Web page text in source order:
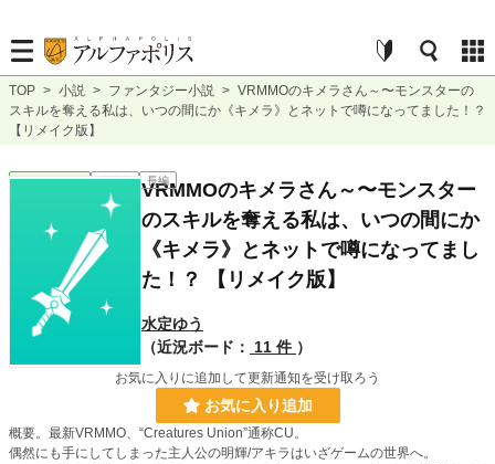
TOP > 小説 > ファンタジー小説 > VRMMOのキメラさん～〜モンスターの
スキルを奪える私は、いつの間にか《キメラ》とネットで噂になってました！？
【リメイク版】
ファンタジー 連載中 長編
VRMMOのキメラさん～〜モンスター
のスキルを奪える私は、いつの間にか
《キメラ》とネットで噂になってまし
た！？ 【リメイク版】
水定ゆう
（近況ボード：
11 件 ）
お気に入りに追加して更新通知を受け取ろう
お気に入り追加
概要。最新VRMMO、“Creatures Union”通称CU。
偶然にも手にしてしまった主人公の明輝/アキラはいざゲームの世界へ。